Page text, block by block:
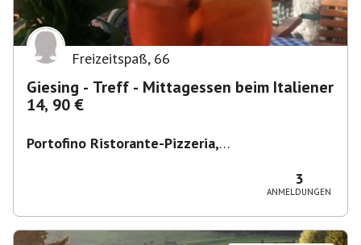
Freizeitspaß, 66
Giesing - Treff - Mittagessen beim Italiener
14, 90 €
Portofino Ristorante-Pizzeria,
3
ANMELDUNGEN